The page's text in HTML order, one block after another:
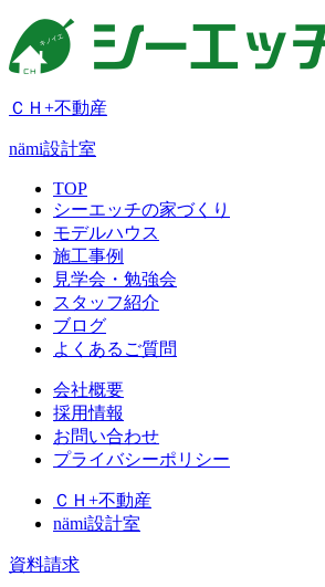
ＣＨ+不動産
nämi設計室
TOP
シーエッチの家づくり
モデルハウス
施工事例
見学会・勉強会
スタッフ紹介
ブログ
よくあるご質問
会社概要
採用情報
お問い合わせ
プライバシーポリシー
ＣＨ+不動産
nämi設計室
資料請求